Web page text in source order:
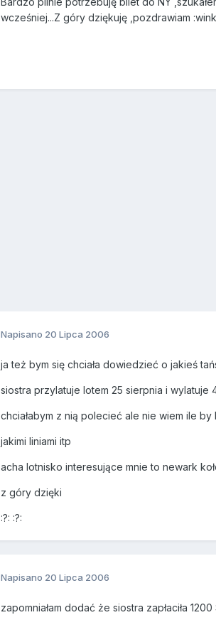
wcześniej...Z góry dziękuję ,pozdrawiam
Napisano 20 Lipca 2006
ja też bym się chciała dowiedzieć o jakieś
siostra przylatuje lotem 25 sierpnia i wylatuje
chciałabym z nią polecieć ale nie wiem ile by
jakimi liniami itp
acha lotnisko interesujące mnie to newark
z góry dzięki
:?: :?:
Napisano 20 Lipca 2006
zapomniałam dodać że siostra zapłaciła